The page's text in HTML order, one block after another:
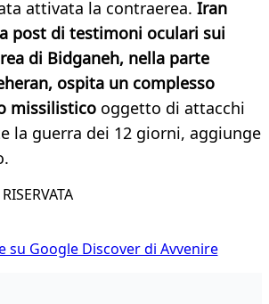
attivata la contraerea. Iran
post di testimoni oculari sui
di Bidganeh, nella parte
ospita un complesso
missilistico oggetto di attacchi
la guerra dei 12 giorni, aggiunge
su Google Discover di Avvenire